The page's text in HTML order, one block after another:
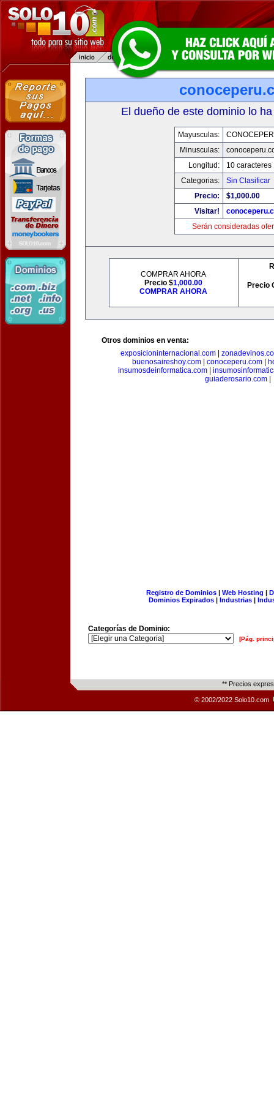
El dueño de este dominio lo
Mayusculas:
Minusculas:
Longitud:
10 caracteres
Categorias:
Sin Clasificar
Precio:
$1,000.00
Visitar!
Serán consideradas
COMPRAR AHORA
Precio $1,000.00
COMPRAR AHORA
Precio
Otros dominios en venta:
exposicioninternacional.com
buenosaireshoy.com| conoceperu.com|
insumosdeinformatica.com|
guiaderosario.com
Registro de Dominios| Web Hosting |
Dominios Expirados | Industrias |
Categorías de Dominio:
[Pág.
** Precios
© 2002/2022 Solo10.com